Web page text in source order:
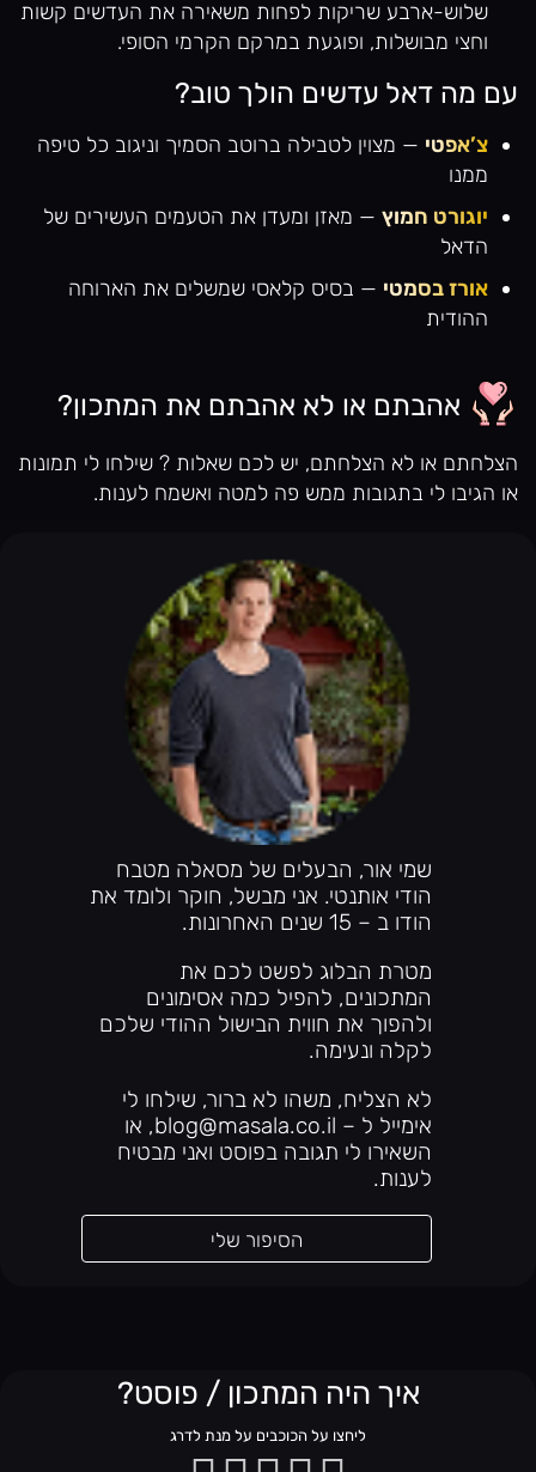
שלוש-ארבע שריקות לפחות משאירה את העדשים קשות
וחצי מבושלות, ופוגעת במרקם הקרמי הסופי.
עם מה דאל עדשים הולך טוב?
צ’אפטי — מצוין לטבילה ברוטב הסמיך וניגוב כל טיפה
ממנו
יוגורט חמוץ — מאזן ומעדן את הטעמים העשירים של
הדאל
אורז בסמטי — בסיס קלאסי שמשלים את הארוחה
ההודית
אהבתם או לא אהבתם את המתכון?
הצלחתם או לא הצלחתם, יש לכם שאלות ? שילחו לי תמונות
או הגיבו לי בתגובות ממש פה למטה ואשמח לענות.
שמי אור, הבעלים של מסאלה מטבח
הודי אותנטי. אני מבשל, חוקר ולומד את
הודו ב – 15 שנים האחרונות.
מטרת הבלוג לפשט לכם את
המתכונים, להפיל כמה אסימונים
ולהפוך את חווית הבישול ההודי שלכם
לקלה ונעימה.
לא הצליח, משהו לא ברור, שילחו לי
אימייל ל – blog@masala.co.il, או
השאירו לי תגובה בפוסט ואני מבטיח
לענות.
הסיפור שלי
איך היה המתכון / פוסט?
ליחצו על הכוכבים על מנת לדרג